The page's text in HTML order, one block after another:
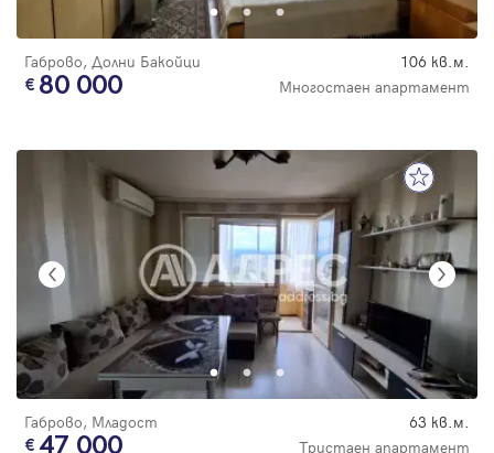
Габрово, Долни Бакойци 106 кв.м.
80 000 Многостаен апартамент
Габрово, Младост 63 кв.м.
47 000 Тристаен апартамент